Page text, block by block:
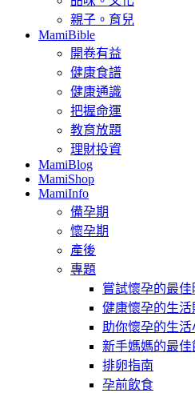
親子。育兒
MamiBible
開卷有益
健康食譜
健康通識
把握命運
教育放題
理財投資
MamiBlog
MamiShop
MamiInfo
備孕期
懷孕期
產後
專題
嘗試懷孕的最佳
健康懷孕的生活
助你懷孕的生活
新手媽媽的最佳
排卵指南
孕前飲食